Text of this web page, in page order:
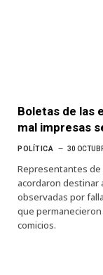
Boletas de las
mal impresas
POLÍTICA 30
Representantes de
acordaron destinar
observadas por
que
comicios.